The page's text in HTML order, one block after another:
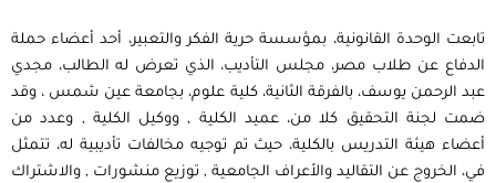
تابعت الوحدة القانونية، بمؤسسة حرية الفكر والتعبير، أحد أعضاء حملة
الدفاع عن طلاب مصر، مجلس التأديب، الذي تعرض له الطالب، مجدي
عبد الرحمن يوسف، بالفرقة الثانية، كلية علوم، بجامعة عين شمس ، وقد
ضمت لجنة التحقيق كلا من، عميد الكلية , ووكيل الكلية , وعدد من
أعضاء هيئة التدريس بالكلية، حيث تم توجيه مخالفات تأديبية له، تتمثل
في، الخروج عن التقاليد والأعراف الجامعية , توزيع منشورات , والاشتراك